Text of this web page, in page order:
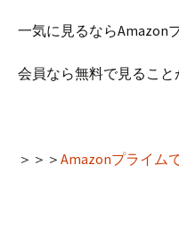
一気に見るならAmazon
会員なら無料で見ること
＞＞＞ Amazonプライム